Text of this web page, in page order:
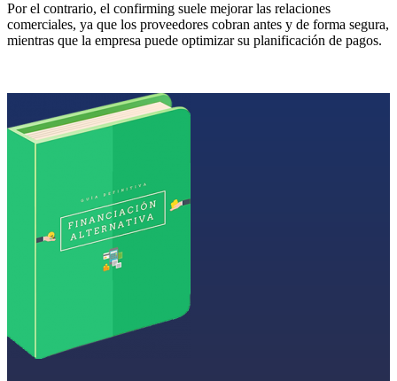
Por el contrario, el confirming suele mejorar las relaciones
comerciales, ya que los proveedores cobran antes y de forma segura,
mientras que la empresa puede optimizar su planificación de pagos.